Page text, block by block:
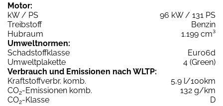
Motor:
kW / PS
96 kW / 131 PS
Treibstoff
Benzin
Hubraum
1.199 cm³
Umweltnormen:
Schadstoffklasse
Euro6d
Umweltplakette
4 (Green)
Verbrauch und Emissionen nach WLTP:
Kraftstoffverbr. komb.
5,9 l/100km
CO2-Emissionen komb.
132 g/km
CO2-Klasse
D